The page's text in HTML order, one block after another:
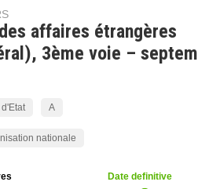
affaires étrangères
3ème voie –
A
nationale
Date definitive